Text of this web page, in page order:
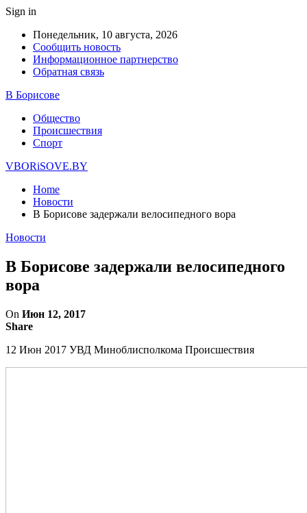
Sign in
Понедельник, 10 августа, 2026
Сообщить новость
Информационное партнерство
Обратная связь
В Борисове
Общество
Происшествия
Спорт
VBORiSOVE.BY
Home
Новости
В Борисове задержали велосипедного вора
Новости
В Борисове задержали велосипедного
вора
On Июн 12, 2017
Share
12 Июн 2017 УВД Миноблисполкома Происшествия